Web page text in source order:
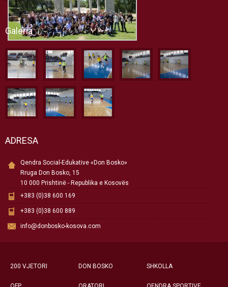
Galeria
ADRESA
Qendra Social-Edukative «Don Bosko»
Rruga Don Bosko, 15
10 000 Prishtinë - Republika e Kosovës
+383 (0)38 600 169
+383 (0)38 600 889
info@donbosko-kosova.com
200 VJETORI DON BOSKO SHKOLLA